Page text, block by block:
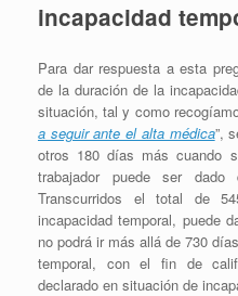
incapacidad
Para dar respuesta a esta
de la duración de la
situación, tal y como
a seguir ante el alta médica”,
otros 180 días más cuando
trabajador puede ser
Transcurridos el total de
incapacidad temporal, puede
no podrá ir más allá de 730
temporal, con el fin de
declarado en situación de